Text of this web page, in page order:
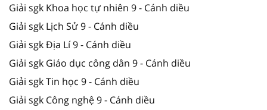
Giải sgk Khoa học tự nhiên 9 - Cánh diều
Giải sgk Lịch Sử 9 - Cánh diều
Giải sgk Địa Lí 9 - Cánh diều
Giải sgk Giáo dục công dân 9 - Cánh diều
Giải sgk Tin học 9 - Cánh diều
Giải sgk Công nghệ 9 - Cánh diều